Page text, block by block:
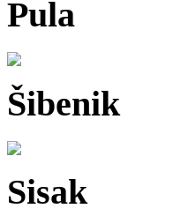
Pula
Šibenik
Sisak